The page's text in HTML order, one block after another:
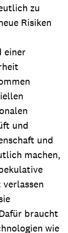
zu
Risiken
einer
und
und
machen,
braucht
wie